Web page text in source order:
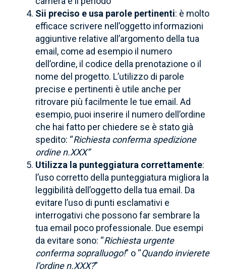
Sii preciso e usa parole pertinenti: è molto
efficace scrivere nell’oggetto informazioni
aggiuntive relative all’argomento della tua
email, come ad esempio il numero
dell’ordine, il codice della prenotazione o il
nome del progetto. L’utilizzo di parole
precise e pertinenti è utile anche per
ritrovare più facilmente le tue email. Ad
esempio, puoi inserire il numero dell’ordine
che hai fatto per chiedere se è stato già
spedito: “Richiesta conferma spedizione
ordine n.XXX”
Utilizza la punteggiatura correttamente:
l’uso corretto della punteggiatura migliora la
leggibilità dell’oggetto della tua email. Da
evitare l’uso di punti esclamativi e
interrogativi che possono far sembrare la
tua email poco professionale. Due esempi
da evitare sono: “Richiesta urgente
conferma sopralluogo!” o “Quando invierete
l’ordine n.XXX?”